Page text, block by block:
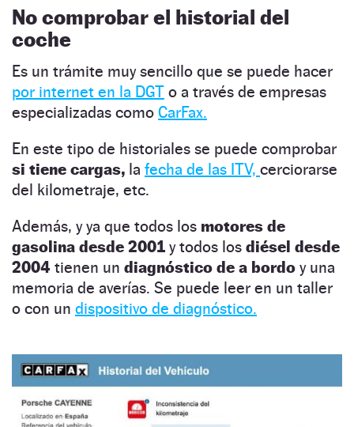
No comprobar el historial del
coche
Es un trámite muy sencillo que se puede hacer
por internet en la DGT o a través de empresas
especializadas como CarFax.
En este tipo de historiales se puede comprobar
si tiene cargas, la fecha de las ITV, cerciorarse
del kilometraje, etc.
Además, y ya que todos los motores de
gasolina desde 2001 y todos los diésel desde
2004 tienen un diagnóstico de a bordo y una
memoria de averías. Se puede leer en un taller
o con un dispositivo de diagnóstico.